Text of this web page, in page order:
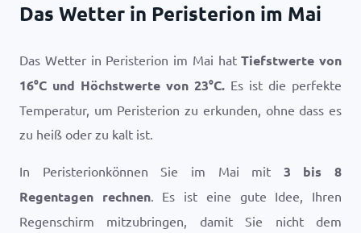
Das Wetter in Peristerion im Mai
Das Wetter in Peristerion im Mai hatTiefstwerte von
16°C und Höchstwerte von 23°C. Es ist die perfekte
Temperatur, um Peristerion zu erkunden, ohne dass es
zu heiß oder zu kalt ist.
In Peristerionkönnen Sie im Mai mit 3 bis 8
Regentagen rechnen. Es ist eine gute Idee, Ihren
Regenschirm mitzubringen, damit Sie nicht dem